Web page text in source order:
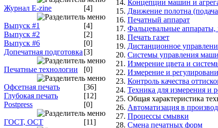
Журнал E-zine [4]
Выпуск #1
[4]
Выпуск #2
[2]
Выпуск #6
[0]
Допечатная подготовка [3]
Печатные технологии [0]
Офсетная печать
[36]
Глубокая печать
[12]
Postpress
[0]
ГОСТ, ОСТ [11]
Концепции машин и
Движение полотна
Печатный аппарат
Фальцевальные
Печать газет
Дистанционное
Системы управления
Измерение цвета и
Измерение и
Контроль качества
Техника для измерения и
Общая характеристика
Автоматизация в
Процессы смывки
Смена печатных форм